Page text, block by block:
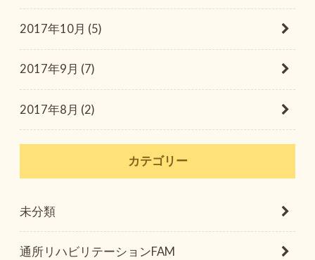
2017年10月 (5)
2017年9月 (7)
2017年8月 (2)
カテゴリー
未分類
通所リハビリテーションFAM